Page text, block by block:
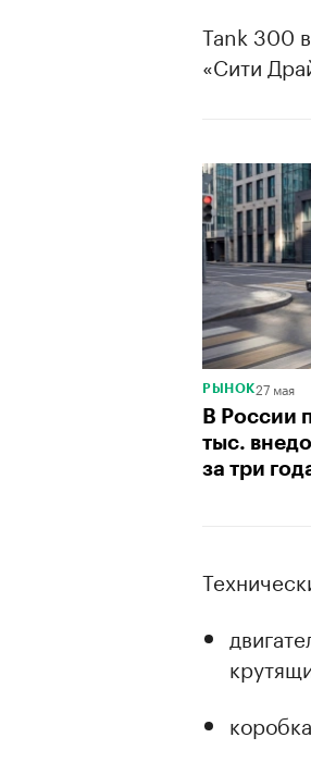
Tank 300
«Сити
РЫНОК27 мая
В России
тыс.
за три